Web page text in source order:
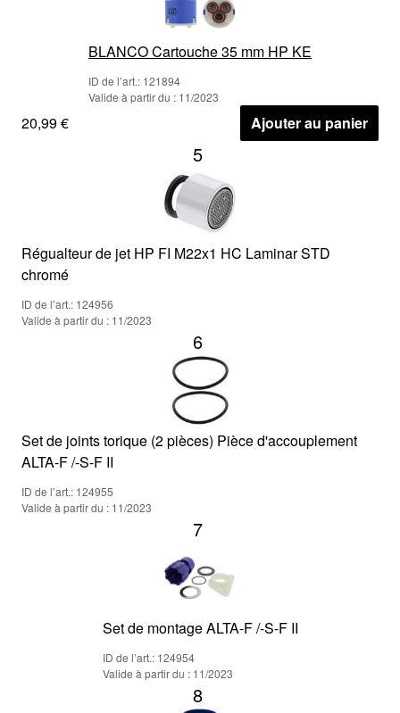
BLANCO Cartouche 35 mm HP KE
ID de l’art.: 121894
Valide à partir du : 11/2023
20,99 € Ajouter au panier
5
Régualteur de jet HP FI M22x1 HC Laminar STD
chromé
ID de l’art.: 124956
Valide à partir du : 11/2023
6
Set de joints torique (2 pièces) Pièce d'accouplement
ALTA-F /-S-F II
ID de l’art.: 124955
Valide à partir du : 11/2023
7
Set de montage ALTA-F /-S-F II
ID de l’art.: 124954
Valide à partir du : 11/2023
8